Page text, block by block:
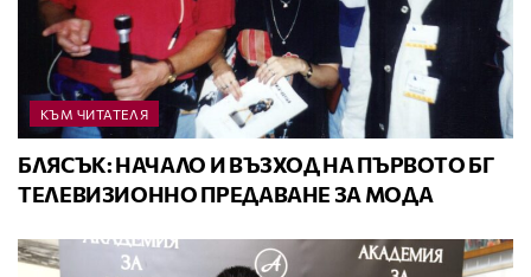
КЪМ ЧИТАТЕЛЯ
БЛЯСЪК: НАЧАЛО И ВЪЗХОД НА ПЪРВОТО БГ
ТЕЛЕВИЗИОННО ПРЕДАВАНЕ ЗА МОДА